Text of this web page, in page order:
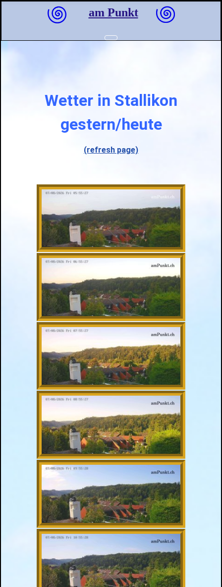
am Punkt
Wetter in Stallikon
gestern/heute
(refresh page)